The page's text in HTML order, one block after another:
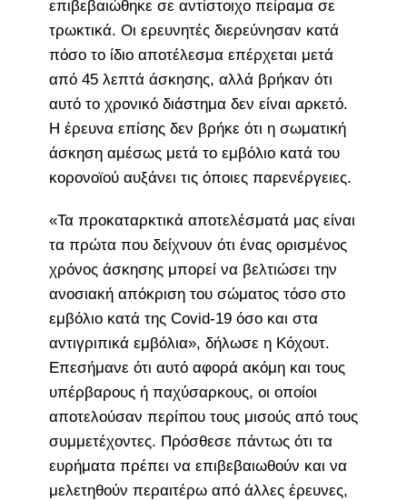
επιβεβαιώθηκε σε αντίστοιχο πείραμα σε
τρωκτικά. Οι ερευνητές διερεύνησαν κατά
πόσο το ίδιο αποτέλεσμα επέρχεται μετά
από 45 λεπτά άσκησης, αλλά βρήκαν ότι
αυτό το χρονικό διάστημα δεν είναι αρκετό.
Η έρευνα επίσης δεν βρήκε ότι η σωματική
άσκηση αμέσως μετά το εμβόλιο κατά του
κορονοϊού αυξάνει τις όποιες παρενέργειες.
«Τα προκαταρκτικά αποτελέσματά μας είναι
τα πρώτα που δείχνουν ότι ένας ορισμένος
χρόνος άσκησης μπορεί να βελτιώσει την
ανοσιακή απόκριση του σώματος τόσο στο
εμβόλιο κατά της Covid-19 όσο και στα
αντιγριπικά εμβόλια», δήλωσε η Κόχουτ.
Επεσήμανε ότι αυτό αφορά ακόμη και τους
υπέρβαρους ή παχύσαρκους, οι οποίοι
αποτελούσαν περίπου τους μισούς από τους
συμμετέχοντες. Πρόσθεσε πάντως ότι τα
ευρήματα πρέπει να επιβεβαιωθούν και να
μελετηθούν περαιτέρω από άλλες έρευνες,